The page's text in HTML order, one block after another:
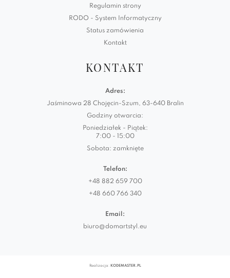
Regulamin strony
RODO - System Informatyczny
Status zamówienia
Kontakt
KONTAKT
Adres:
Jaśminowa 28 Chojęcin-Szum, 63-640 Bralin
Godziny otwarcia:
Poniedziałek - Piątek:
7:00 - 15:00
Sobota: zamknięte
Telefon:
+48 882 659 700
+48 660 766 340
Email:
biuro@domartstyl.eu
Realizacja: KODEMASTER.PL